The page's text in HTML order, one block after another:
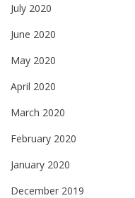
July 2020
June 2020
May 2020
April 2020
March 2020
February 2020
January 2020
December 2019